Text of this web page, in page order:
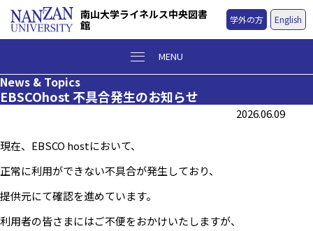
南山大学ライネルス中央図書
館
MENU
学外の方 English
News & Topics
EBSCOhost 不具合発生のお知らせ
2026.06.09
現在、 EBSCO hostにおいて、
正常に利用ができない不具合が発生しており、
提供元にて確認を進めています。
利用者の皆さまにはご不便をおかけいたしますが、